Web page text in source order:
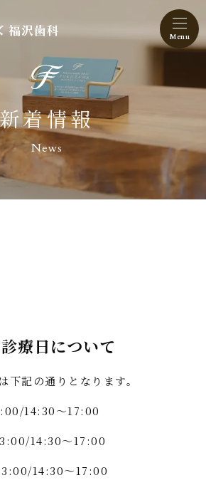
虎ノ門ヒルズ 福沢歯科
着情報
News
療日について
下記の通りとなります。
14:30～17:00
14:30～17:00
14:30～17:00